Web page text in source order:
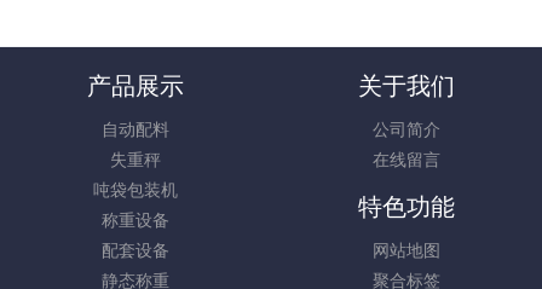
产品展示
自动配料
失重秤
吨袋包装机
称重设备
配套设备
静态称重
关于我们
公司简介
在线留言
特色功能
网站地图
聚合标签